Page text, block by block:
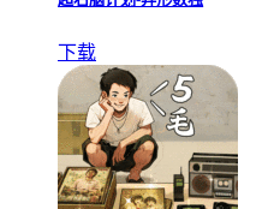
下载